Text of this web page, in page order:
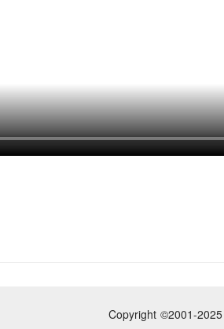
Copyright ©2001-2025